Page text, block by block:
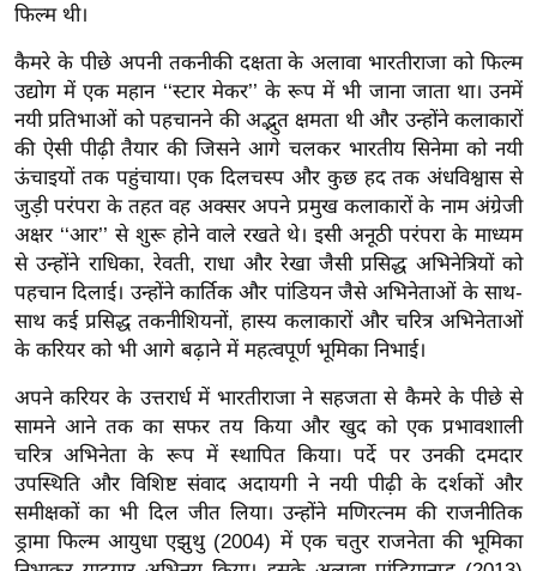
n
N
e
w
s
ला
इ
फ
स्टा
इ
ल
टे
क्नॉ
लॉ
जी
ब्यू
टी
फिल्म थी।
कैमरे के पीछे अपनी तकनीकी दक्षता के अलावा भारतीराजा को फिल्म
उद्योग में एक महान ‘‘स्टार मेकर’’ के रूप में भी जाना जाता था। उनमें
नयी प्रतिभाओं को पहचानने की अद्भुत क्षमता थी और उन्होंने कलाकारों
की ऐसी पीढ़ी तैयार की जिसने आगे चलकर भारतीय सिनेमा को नयी
ऊंचाइयों तक पहुंचाया। एक दिलचस्प और कुछ हद तक अंधविश्वास से
जुड़ी परंपरा के तहत वह अक्सर अपने प्रमुख कलाकारों के नाम अंग्रेजी
अक्षर ‘‘आर’’ से शुरू होने वाले रखते थे। इसी अनूठी परंपरा के माध्यम
से उन्होंने राधिका, रेवती, राधा और रेखा जैसी प्रसिद्ध अभिनेत्रियों को
पहचान दिलाई। उन्होंने कार्तिक और पांडियन जैसे अभिनेताओं के साथ-
साथ कई प्रसिद्ध तकनीशियनों, हास्य कलाकारों और चरित्र अभिनेताओं
के करियर को भी आगे बढ़ाने में महत्वपूर्ण भूमिका निभाई।
अपने करियर के उत्तरार्ध में भारतीराजा ने सहजता से कैमरे के पीछे से
सामने आने तक का सफर तय किया और खुद को एक प्रभावशाली
चरित्र अभिनेता के रूप में स्थापित किया। पर्दे पर उनकी दमदार
उपस्थिति और विशिष्ट संवाद अदायगी ने नयी पीढ़ी के दर्शकों और
समीक्षकों का भी दिल जीत लिया। उन्होंने मणिरत्नम की राजनीतिक
ड्रामा फिल्म आयुधा एझुथु (2004) में एक चतुर राजनेता की भूमिका